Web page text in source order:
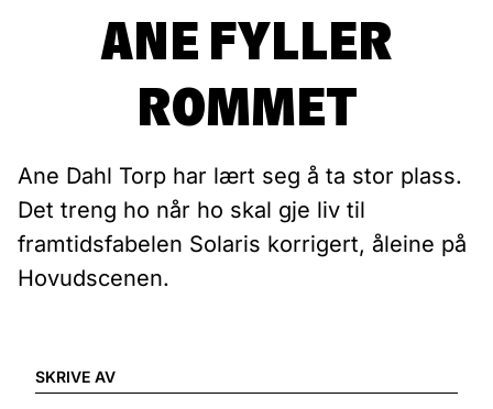
ANE FYLLER
ROMMET
Ane Dahl Torp har lært seg å ta stor plass.
Det treng ho når ho skal gje liv til
framtidsfabelen Solaris korrigert, åleine på
Hovudscenen.
SKRIVE AV